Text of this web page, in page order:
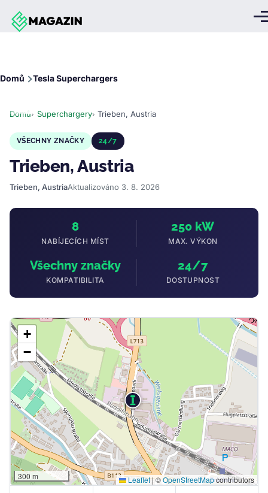
Přejít k hlavnímu obsahu
Domů Tesla Superchargers
Domů Superchargery Trieben, Austria
VŠECHNY ZNAČKY 24/7
Trieben, Austria
Trieben, AustriaAktualizováno 3. 8. 2026
8
NABÍJECÍCH MÍST
250 kW
MAX. VÝKON
Všechny značky
KOMPATIBILITA
24/7
DOSTUPNOST
+
−
300 m Leaflet|©OpenStreetMapcontributors